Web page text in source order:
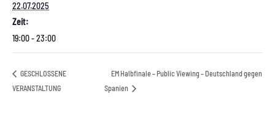
22.07.2025
Zeit:
19:00 - 23:00
GESCHLOSSENE
VERANSTALTUNG
EM Halbfinale – Public Viewing – Deutschland gegen
Spanien